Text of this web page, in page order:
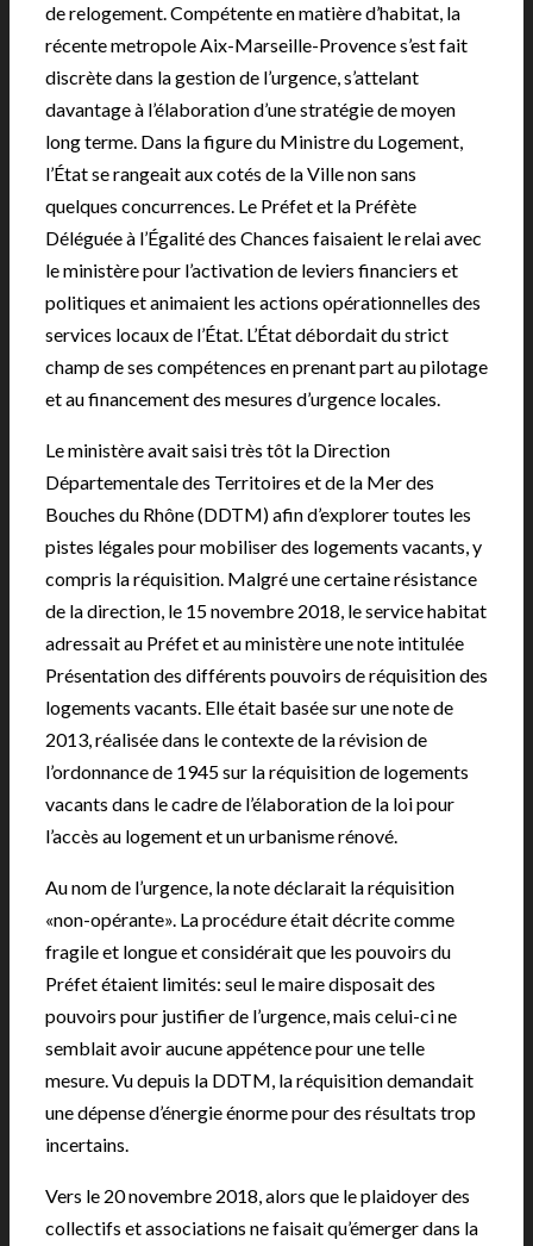
de relogement. Compétente en matière d’habitat, la
récente metropole Aix-Marseille-Provence s’est fait
discrète dans la gestion de l’urgence, s’attelant
davantage à l’élaboration d’une stratégie de moyen
long terme. Dans la figure du Ministre du Logement,
l’État se rangeait aux cotés de la Ville non sans
quelques concurrences. Le Préfet et la Préfète
Déléguée à l’Égalité des Chances faisaient le relai avec
le ministère pour l’activation de leviers financiers et
politiques et animaient les actions opérationnelles des
services locaux de l’État. L’État débordait du strict
champ de ses compétences en prenant part au pilotage
et au financement des mesures d’urgence locales.
Le ministère avait saisi très tôt la Direction
Départementale des Territoires et de la Mer des
Bouches du Rhône (DDTM) afin d’explorer toutes les
pistes légales pour mobiliser des logements vacants, y
compris la réquisition. Malgré une certaine résistance
de la direction, le 15 novembre 2018, le service habitat
adressait au Préfet et au ministère une note intitulée
Présentation des différents pouvoirs de réquisition des
logements vacants. Elle était basée sur une note de
2013, réalisée dans le contexte de la révision de
l’ordonnance de 1945 sur la réquisition de logements
vacants dans le cadre de l’élaboration de la loi pour
l’accès au logement et un urbanisme rénové.
Au nom de l’urgence, la note déclarait la réquisition
«non-opérante». La procédure était décrite comme
fragile et longue et considérait que les pouvoirs du
Préfet étaient limités: seul le maire disposait des
pouvoirs pour justifier de l’urgence, mais celui-ci ne
semblait avoir aucune appétence pour une telle
mesure. Vu depuis la DDTM, la réquisition demandait
une dépense d’énergie énorme pour des résultats trop
incertains.
Vers le 20 novembre 2018, alors que le plaidoyer des
collectifs et associations ne faisait qu’émerger dans la